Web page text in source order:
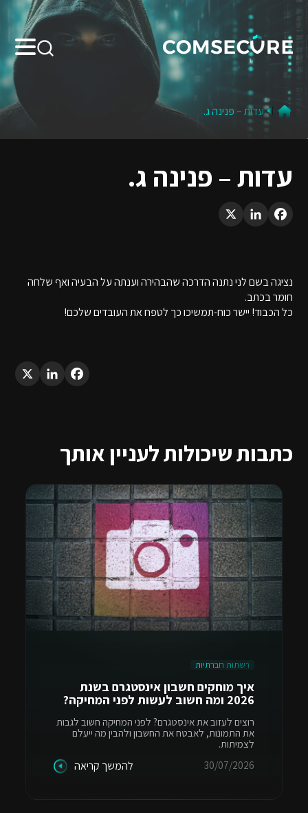
Search:
עדות – פנינה ג.
עדות – פנינה ג.
Facebook
LinkedIn
X
נציגה בשם לני נתנה הדרכה שהבהירה וענתה על הבעיה ואף שלחה
חומר בכתב.
כל הכבוד! יישר כוח-תמשיכו כך לטפח את העובדים שלכם!
Facebook
LinkedIn
X
כתבות שיכולות לעניין אותך
רשתות חברתיות
איך מוחקים חשבון אינסטגרם בשנת
2026 ומה חשוב לעשות לפני המחיקה?
רוצים לעזוב את אינסטגרם? לפני המחיקה חשוב לגבות
את התמונות, לאבטח את החשבון ולהבין מה ייעלם
לצמיתות.
30/07/2026
להמשך קריאה